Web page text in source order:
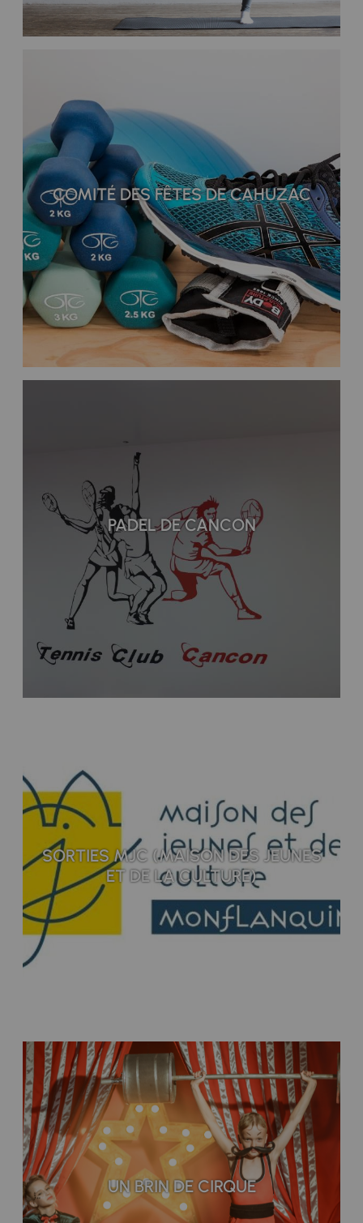
COMITÉ DES FÊTES DE CAHUZAC
PADEL DE CANCON
SORTIES MJC (MAISON DES JEUNES
ET DE LA CULTURE)
UN BRIN DE CIRQUE